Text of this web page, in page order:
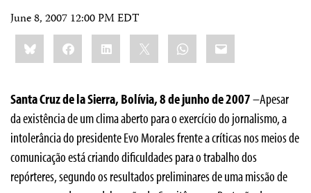
June 8, 2007 12:00 PM EDT
Share
this:BlueskyFacebookLinkedIn WhatsApp
Email
Santa Cruz de la Sierra, Bolívia, 8 de junho de 2007–Apesar
da existência de um clima aberto para o exercício do jornalismo, a
intolerância do presidente Evo Morales frente a críticas nos meios de
comunicação está criando dificuldades para o trabalho dos
repórteres, segundo os resultados preliminares de uma missão de